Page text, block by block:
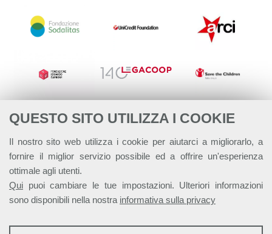
QUESTO SITO UTILIZZA I COOKIE
Il nostro sito web utilizza i cookie per aiutarci a migliorarlo, a
fornire il miglior servizio possibile ed a offrire un'esperienza
ottimale agli utenti.
Qui puoi cambiare le tue impostazioni. Ulteriori informazioni
sono disponibili nella nostra informativa sulla privacy
STATISTICHE